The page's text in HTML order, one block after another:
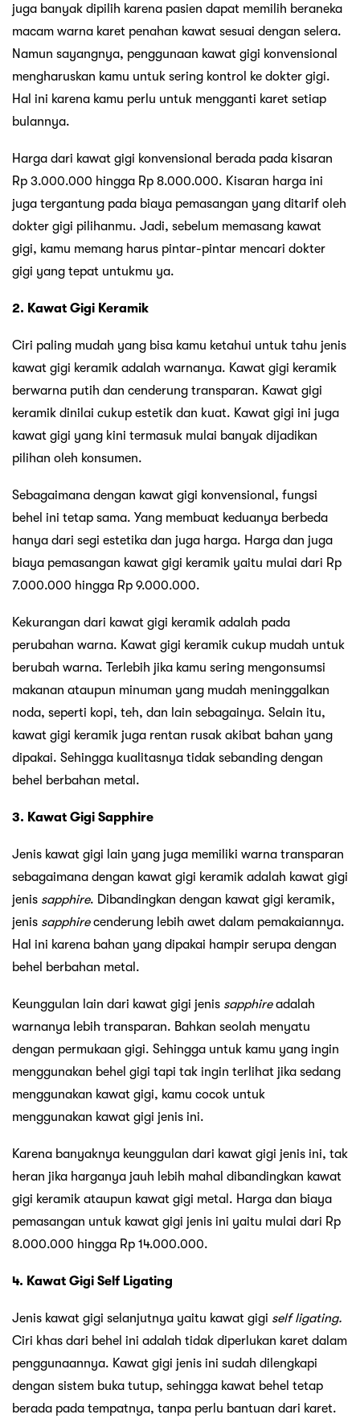
juga banyak dipilih karena pasien dapat memilih beraneka
macam warna karet penahan kawat sesuai dengan selera.
Namun sayangnya, penggunaan kawat gigi konvensional
mengharuskan kamu untuk sering kontrol ke dokter gigi.
Hal ini karena kamu perlu untuk mengganti karet setiap
bulannya.
Harga dari kawat gigi konvensional berada pada kisaran
Rp 3.000.000 hingga Rp 8.000.000. Kisaran harga ini
juga tergantung pada biaya pemasangan yang ditarif oleh
dokter gigi pilihanmu. Jadi, sebelum memasang kawat
gigi, kamu memang harus pintar-pintar mencari dokter
gigi yang tepat untukmu ya.
2. Kawat Gigi Keramik
Ciri paling mudah yang bisa kamu ketahui untuk tahu jenis
kawat gigi keramik adalah warnanya. Kawat gigi keramik
berwarna putih dan cenderung transparan. Kawat gigi
keramik dinilai cukup estetik dan kuat. Kawat gigi ini juga
kawat gigi yang kini termasuk mulai banyak dijadikan
pilihan oleh konsumen.
Sebagaimana dengan kawat gigi konvensional, fungsi
behel ini tetap sama. Yang membuat keduanya berbeda
hanya dari segi estetika dan juga harga. Harga dan juga
biaya pemasangan kawat gigi keramik yaitu mulai dari Rp
7.000.000 hingga Rp 9.000.000.
Kekurangan dari kawat gigi keramik adalah pada
perubahan warna. Kawat gigi keramik cukup mudah untuk
berubah warna. Terlebih jika kamu sering mengonsumsi
makanan ataupun minuman yang mudah meninggalkan
noda, seperti kopi, teh, dan lain sebagainya. Selain itu,
kawat gigi keramik juga rentan rusak akibat bahan yang
dipakai. Sehingga kualitasnya tidak sebanding dengan
behel berbahan metal.
3. Kawat Gigi Sapphire
Jenis kawat gigi lain yang juga memiliki warna transparan
sebagaimana dengan kawat gigi keramik adalah kawat gigi
jenis sapphire. Dibandingkan dengan kawat gigi keramik,
jenis sapphirecenderung lebih awet dalam pemakaiannya.
Hal ini karena bahan yang dipakai hampir serupa dengan
behel berbahan metal.
Keunggulan lain dari kawat gigi jenis sapphireadalah
warnanya lebih transparan. Bahkan seolah menyatu
dengan permukaan gigi. Sehingga untuk kamu yang ingin
menggunakan behel gigi tapi tak ingin terlihat jika sedang
menggunakan kawat gigi, kamu cocok untuk
menggunakan kawat gigi jenis ini.
Karena banyaknya keunggulan dari kawat gigi jenis ini, tak
heran jika harganya jauh lebih mahal dibandingkan kawat
gigi keramik ataupun kawat gigi metal. Harga dan biaya
pemasangan untuk kawat gigi jenis ini yaitu mulai dari Rp
8.000.000 hingga Rp 14.000.000.
4. Kawat Gigi Self Ligating
Jenis kawat gigi selanjutnya yaitu kawat gigi self ligating.
Ciri khas dari behel ini adalah tidak diperlukan karet dalam
penggunaannya. Kawat gigi jenis ini sudah dilengkapi
dengan sistem buka tutup, sehingga kawat behel tetap
berada pada tempatnya, tanpa perlu bantuan dari karet.